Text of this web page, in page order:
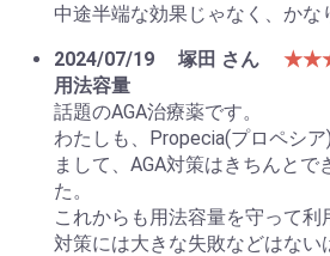
中途半端な効果じゃなく、かな
2024/07/19
塚田 さん
用法容量
話題のAGA治療薬です。
わたしも、Propecia(プロペシ
まして、AGA対策はきちんとで
た。
これからも用法容量を守って利
対策には大きな失敗などはない